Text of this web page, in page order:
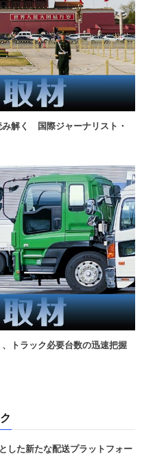
み解く 国際ジャーナリスト・
トラック必要台数の迅速把握
した新たな配送プラットフォー